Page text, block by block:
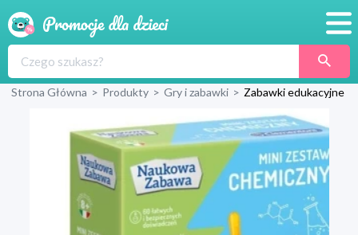
Produkty
Sklepy
Blog
Wyprawka
Strona Główna > Produkty > Gry i zabawki > Zabawki edukacyjne